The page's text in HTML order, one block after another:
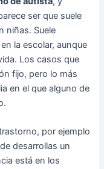
ser que suele
niñas. Suele
la escolar, aunque
Los casos que
fijo, pero lo más
en el que alguno de
por ejemplo
desarrollas un
está en los